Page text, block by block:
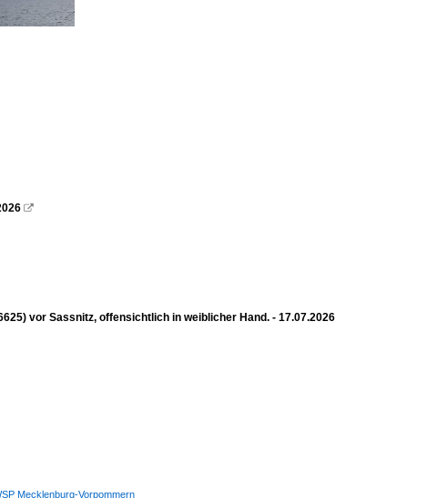

vor Sassnitz, offensichtlich in weiblicher Hand. - 17.07.2026
Mecklenburg-Vorpommern